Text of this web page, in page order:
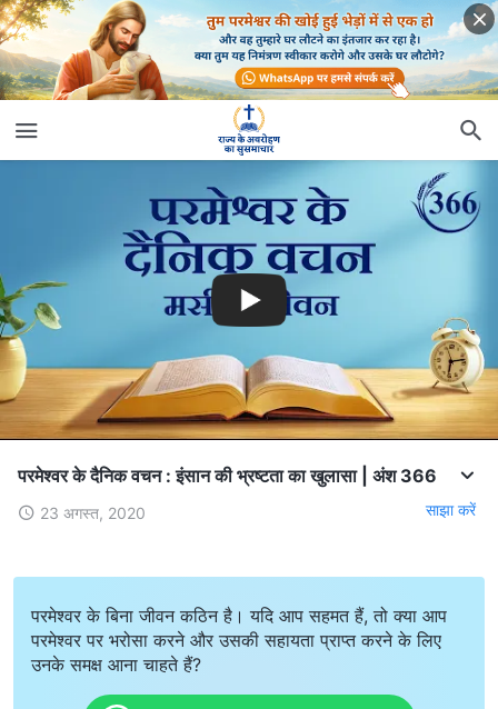
परमेश्वर के दैनिक वचन : इंसान की भ्रष्टता का खुलासा | अंश 366
23 अगस्त, 2020 साझा करें
परमेश्वर के बिना जीवन कठिन है। यदि आप सहमत हैं, तो क्या आप
परमेश्वर पर भरोसा करने और उसकी सहायता प्राप्त करने के लिए
उनके समक्ष आना चाहते हैं?